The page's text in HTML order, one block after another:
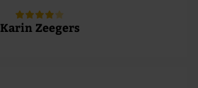
Karin Zeegers